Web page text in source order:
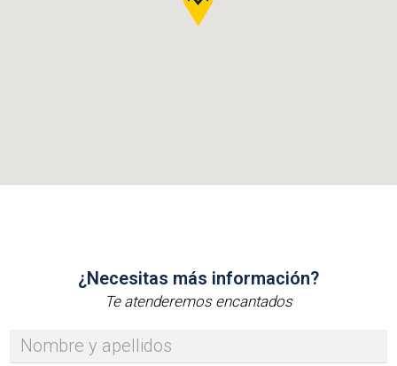
¿Necesitas más información?
Te atenderemos encantados